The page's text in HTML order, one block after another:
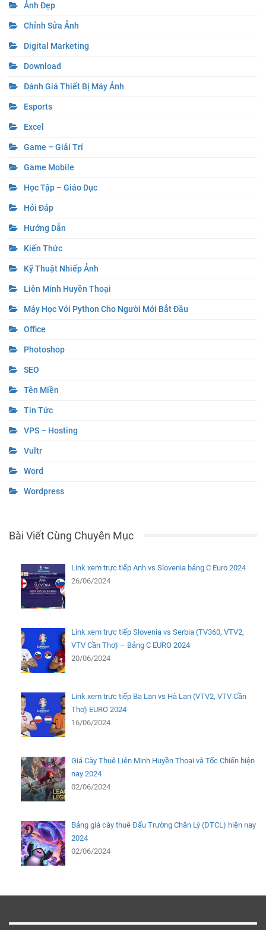
Ảnh Đẹp
Chỉnh Sửa Ảnh
Digital Marketing
Download
Đánh Giá Thiết Bị Máy Ảnh
Esports
Excel
Game – Giải Trí
Game Mobile
Học Tập – Giáo Dục
Hỏi Đáp
Hướng Dẫn
Kiến Thức
Kỹ Thuật Nhiếp Ảnh
Liên Minh Huyền Thoại
Máy Học Với Python Cho Người Mới Bắt Đầu
Office
Photoshop
SEO
Tên Miền
Tin Tức
VPS – Hosting
Vultr
Word
Wordpress
Bài Viết Cùng Chuyên Mục
Link xem trực tiếp Anh vs Slovenia bảng C Euro 2024
26/06/2024
Link xem trực tiếp Slovenia vs Serbia (TV360, VTV2,
VTV Cần Thơ) – Bảng C EURO 2024
20/06/2024
Link xem trực tiếp Ba Lan vs Hà Lan (VTV2, VTV Cần
Thơ) EURO 2024
16/06/2024
Giá Cày Thuê Liên Minh Huyền Thoại và Tốc Chiến hiện
nay 2024
02/06/2024
Bảng giá cày thuê Đấu Trường Chân Lý (DTCL) hiện nay
2024
02/06/2024